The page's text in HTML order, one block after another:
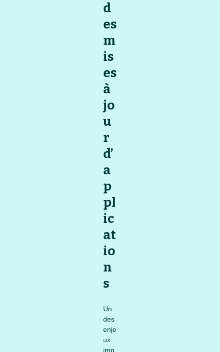
d
es
m
is
es
à
jo
u
r
d’
a
p
pl
ic
at
io
n
s
Un
des
enje
ux
imp